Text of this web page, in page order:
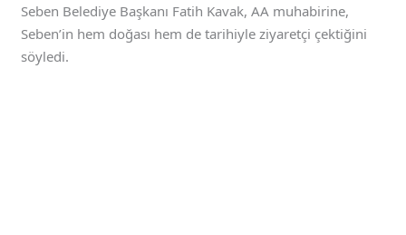
Seben Belediye Başkanı Fatih Kavak, AA muhabirine,
Seben’in hem doğası hem de tarihiyle ziyaretçi çektiğini
söyledi.